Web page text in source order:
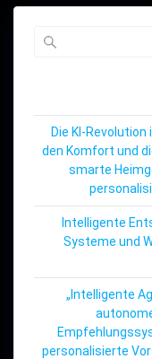
Die KI-
den Komfort und
smarte
Intelligente
Systeme und
„Intelligente
personalisierte